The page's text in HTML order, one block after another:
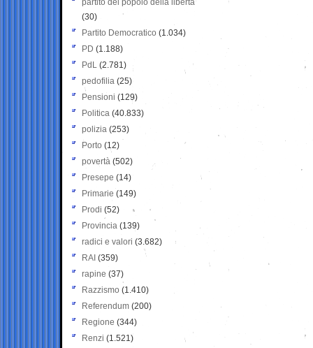
partito del popolo della libertà
(30)
Partito Democratico (1.034)
PD (1.188)
PdL (2.781)
pedofilia (25)
Pensioni (129)
Politica (40.833)
polizia (253)
Porto (12)
povertà (502)
Presepe (14)
Primarie (149)
Prodi (52)
Provincia (139)
radici e valori (3.682)
RAI (359)
rapine (37)
Razzismo (1.410)
Referendum (200)
Regione (344)
Renzi (1.521)